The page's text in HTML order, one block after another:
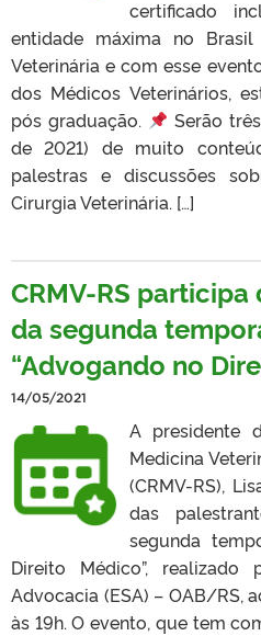
certificado
entidade máxima no
Veterinária e com esse
dos Médicos Veterinários,
pós graduação.
Serão
de 2021) de muito
palestras e discussões
Cirurgia Veterinária. […]
CRMV-RS participa
da segunda
“Advogando no
14/05/2021
A presidente
Medicina
(CRMV-RS),
das
segunda
Direito Médico”,
Advocacia (ESA) – OAB/RS,
às 19h. O evento, que tem